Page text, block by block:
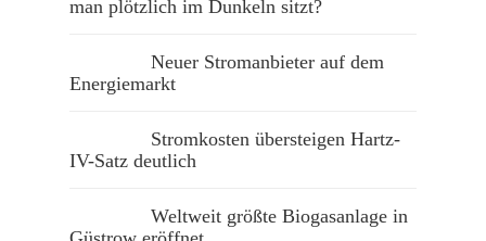
man plötzlich im Dunkeln sitzt?
Neuer Stromanbieter auf dem
Energiemarkt
Stromkosten übersteigen Hartz-
IV-Satz deutlich
Weltweit größte Biogasanlage in